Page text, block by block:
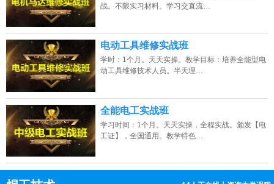
战。不限实习材料。学习交直流…
电动工具维修实战班
学时：1个月。天天实操。教学目标：培养全能型电
动工具维修技术人员。半天理…
全能电工实战班
学习时间：1个月。天天实操，全程实战。颁发【电
工证】，全国通用。教学特色…